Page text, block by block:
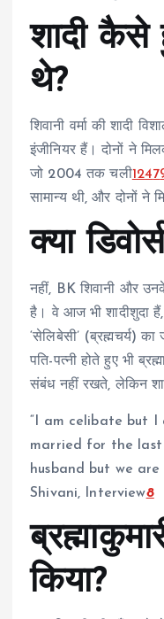
शादी कैसे
थे?
शिवानी वर्मा की शादी
इंजीनियर हैं। दोनों ने
जो 2004 तक चली1247
सामान्य थी, और दोनों ने
क्या
नहीं, BK शिवानी और
है। वे आज भी शादीशुदा
‘सेलिबेसी’ (ब्रह्मचर्य)
पति-पत्नी होते हुए भी
संबंध नहीं रखते, लेकिन
“I am celibate but I
married for the last
husband but we
Shivani, Interview8
किया?